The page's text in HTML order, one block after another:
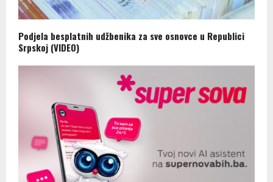
Podjela besplatnih udžbenika za sve osnovce u Republici
Srpskoj (VIDEO)